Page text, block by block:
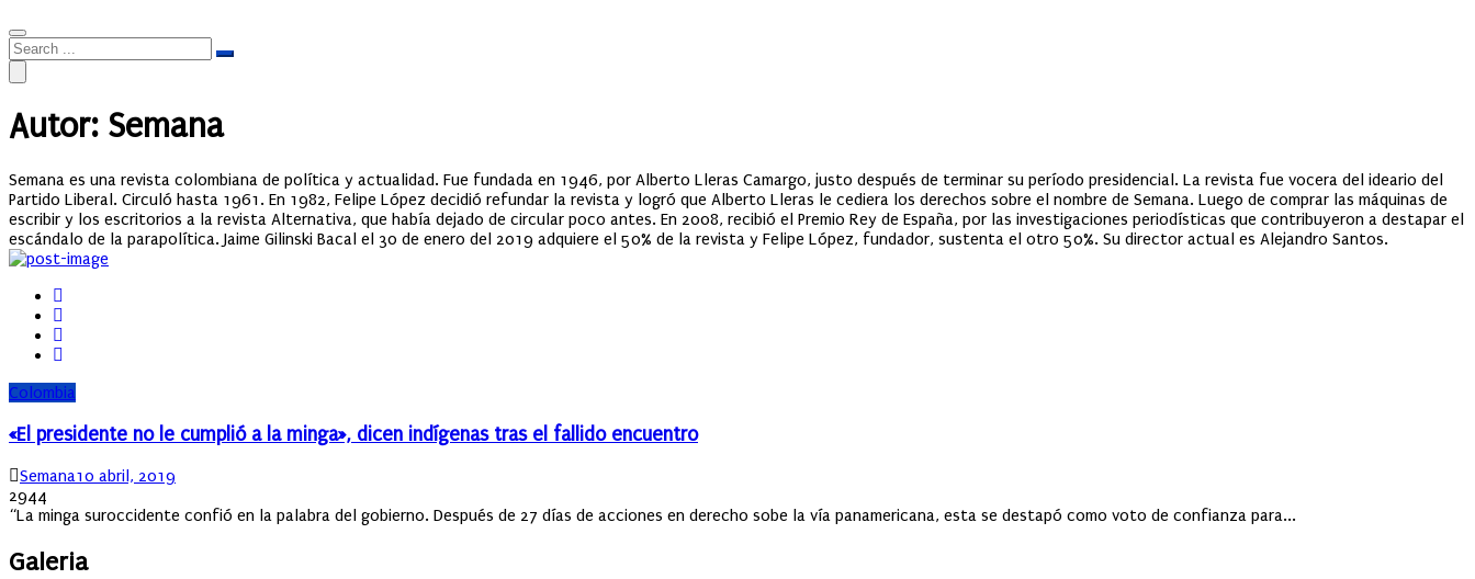
Autor: Semana
Semana es una revista colombiana de política y actualidad. Fue fundada en 1946, por Alberto Lleras Camargo, justo después de terminar su período presidencial. La revista fue vocera del ideario del
Partido Liberal. Circuló hasta 1961. En 1982, Felipe López decidió refundar la revista y logró que Alberto Lleras le cediera los derechos sobre el nombre de Semana. Luego de comprar las máquinas de
escribir y los escritorios a la revista Alternativa, que había dejado de circular poco antes. En 2008, recibió el Premio Rey de España, por las investigaciones periodísticas que contribuyeron a destapar el
escándalo de la parapolítica. Jaime Gilinski Bacal el 30 de enero del 2019 adquiere el 50% de la revista y Felipe López, fundador, sustenta el otro 50%. Su director actual es Alejandro Santos.
Colombia
«El presidente no le cumplió a la minga», dicen indígenas tras el fallido encuentro
Author
SemanaPosted
10 abril, 2019
2944
“La minga suroccidente confió en la palabra del gobierno. Después de 27 días de acciones en derecho sobe la vía panamericana, esta se destapó como voto de confianza para...
Galeria